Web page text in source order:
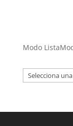
Modo Lista
Selecciona
una